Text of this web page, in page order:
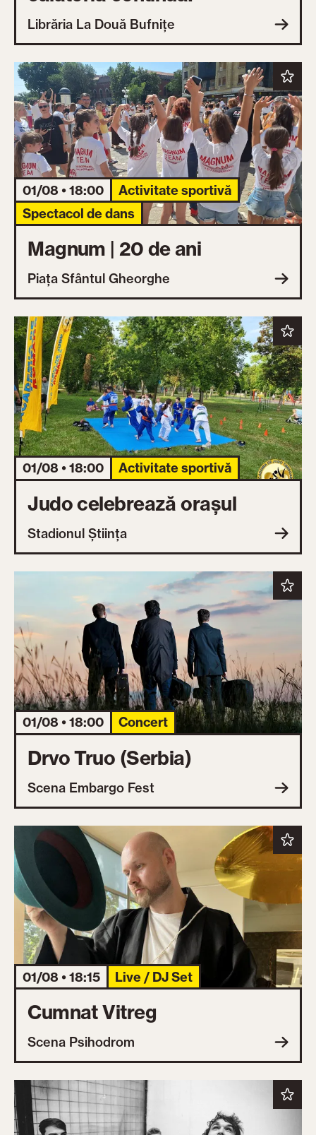
Librăria La Două Bufnițe
01/08 • 18:00
Activitate sportivă
Spectacol de dans
Magnum | 20 de ani
Piața Sfântul Gheorghe
01/08 • 18:00 Activitate sportivă
Judo celebrează orașul
Stadionul Știința
01/08 • 18:00 Concert
Drvo Truo (Serbia)
Scena Embargo Fest
01/08 • 18:15 Live / DJ Set
Cumnat Vitreg
Scena Psihodrom